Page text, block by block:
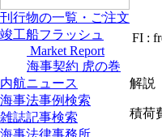
刊行物の一覧・ご注文
竣工船フラッシュ
Market Report
海事契約 虎の巻
内航ニュース
海事法事例検索
雑誌記事検索
海事法律事務所
FI :
解説
積荷